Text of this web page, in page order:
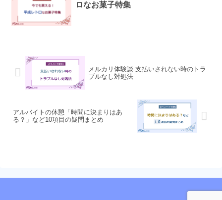
ロなお菓子特集
メルカリ体験談 支払いされない時のトラ
ブルなし対処法
アルバイトの休憩「時間に決まりはあ
る？」など10項目の疑問まとめ